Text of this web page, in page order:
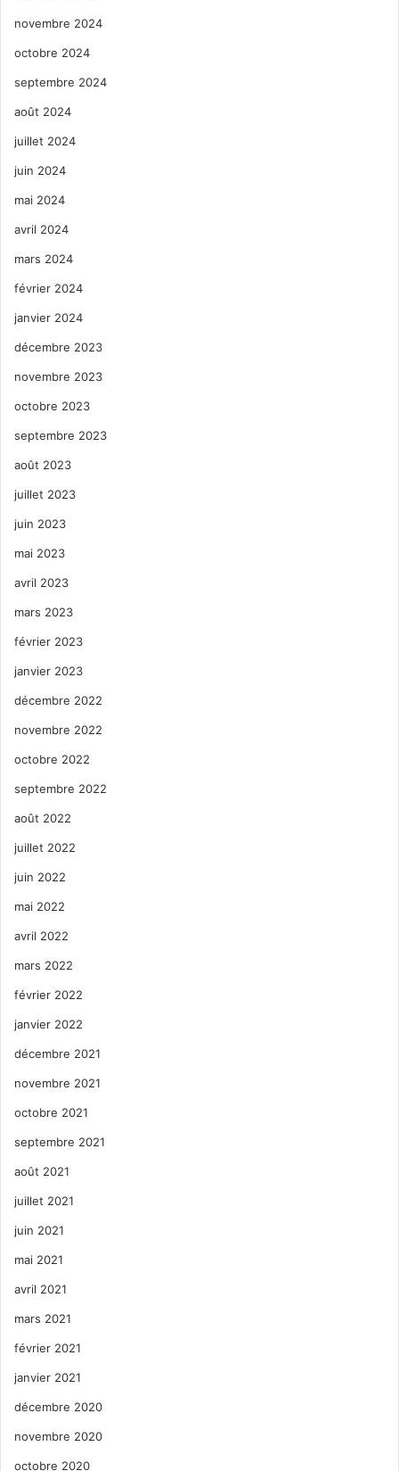
novembre 2024
octobre 2024
septembre 2024
août 2024
juillet 2024
juin 2024
mai 2024
avril 2024
mars 2024
février 2024
janvier 2024
décembre 2023
novembre 2023
octobre 2023
septembre 2023
août 2023
juillet 2023
juin 2023
mai 2023
avril 2023
mars 2023
février 2023
janvier 2023
décembre 2022
novembre 2022
octobre 2022
septembre 2022
août 2022
juillet 2022
juin 2022
mai 2022
avril 2022
mars 2022
février 2022
janvier 2022
décembre 2021
novembre 2021
octobre 2021
septembre 2021
août 2021
juillet 2021
juin 2021
mai 2021
avril 2021
mars 2021
février 2021
janvier 2021
décembre 2020
novembre 2020
octobre 2020